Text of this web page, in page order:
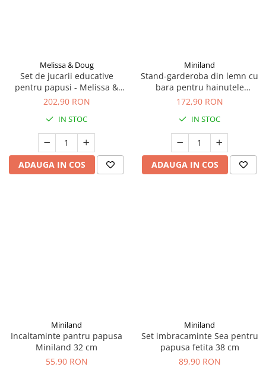
Melissa & Doug
Set de jucarii educative
pentru papusi - Melissa &
Doug
202,90 RON
IN STOC
ADAUGA IN COS
Miniland
Stand-garderoba din lemn cu
bara pentru hainutele
papusilor
172,90 RON
IN STOC
ADAUGA IN COS
Miniland
Incaltaminte pantru papusa
Miniland 32 cm
55,90 RON
Miniland
Set imbracaminte Sea pentru
papusa fetita 38 cm
89,90 RON